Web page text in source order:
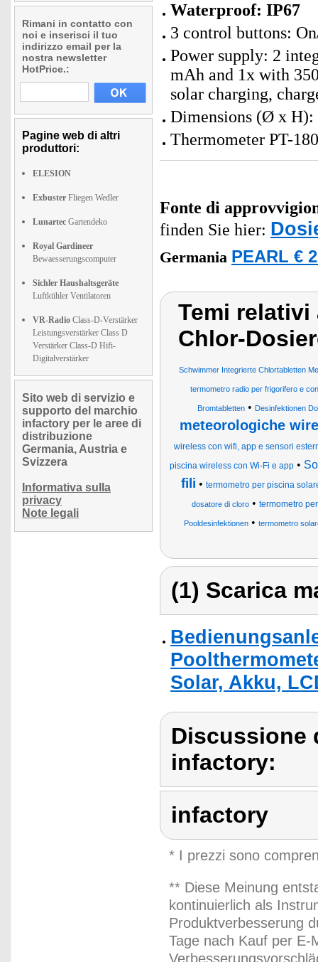
Rimani in contatto con
noi e inserisci il tuo
indirizzo email per la
nostra newsletter
HotPrice.:
Pagine web di altri
produttori:
ELESION
Exbuster Fliegen Wedler
Lunartec Gartendeko
Royal Gardineer
Bewaesserungscomputer
Sichler Haushaltsgeräte
Luftkühler Ventilatoren
VR-Radio Class-D-Verstärker
Leistungsverstärker Class D
Verstärker Class-D Hifi-
Digitalverstärker
Sito web di servizio e
supporto del marchio
infactory per le aree di
distribuzione
Germania, Austria e
Svizzera
Informativa sulla
privacy
Note legali
Waterproof: IP67
3 control buttons:
Power supply: 2
mAh and 1x with
solar charging,
Dimensions (Ø x H):
Thermometer PT-
Fonte di
finden Sie hier:
Germania PEARL €
Temi relativi
Chlor-
Schwimmer Integrierte Chlortabletten
termometro radio per frigorifero e
Bromtabletten • Desinfektionen
meteorologiche
wireless con wifi, app e sensori
piscina wireless con Wi-Fi e app •
fili • termometro per piscina
dosatore di cloro • termometro
Pooldesinfektionen• termometro
(1) Scarica
Solar, Akku,
Discussione
infactory:
infactory
* I prezzi sono
** Diese Meinung
kontinuierlich als
Produktverbesserung
Tage nach Kauf per E-